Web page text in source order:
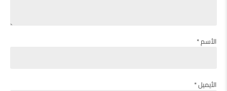
الأسم *
الأيميل *